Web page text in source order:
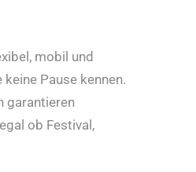
mobil und
Pause kennen.
garantieren
ob Festival,